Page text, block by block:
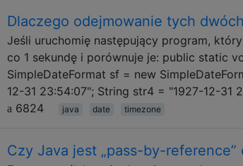
Dlaczego odejmowanie tych
Jeśli uruchomię następujący program,
co 1 sekundę i porównuje je: public static
SimpleDateFormat sf = new
12-31 23:54:07"; String str4 = "1927-12-
6824
java date timezone
Czy Java jest „pass-by-reference”